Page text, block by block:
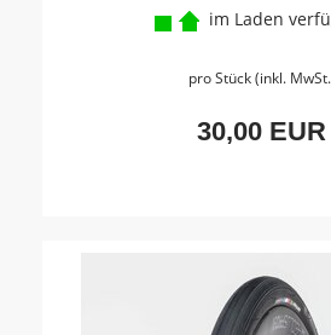
im Laden
pro Stück (inkl.
30,00 EUR